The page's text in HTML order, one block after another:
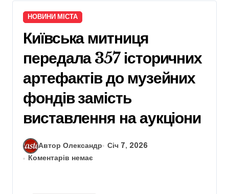
НОВИНИ МІСТА
Київська митниця
передала 357 історичних
артефактів до музейних
фондів замість
виставлення на аукціони
Автор Олександр
Січ 7, 2026
Коментарів немає